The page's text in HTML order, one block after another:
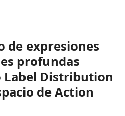
de expresiones
profundas
Label Distribution
de Action